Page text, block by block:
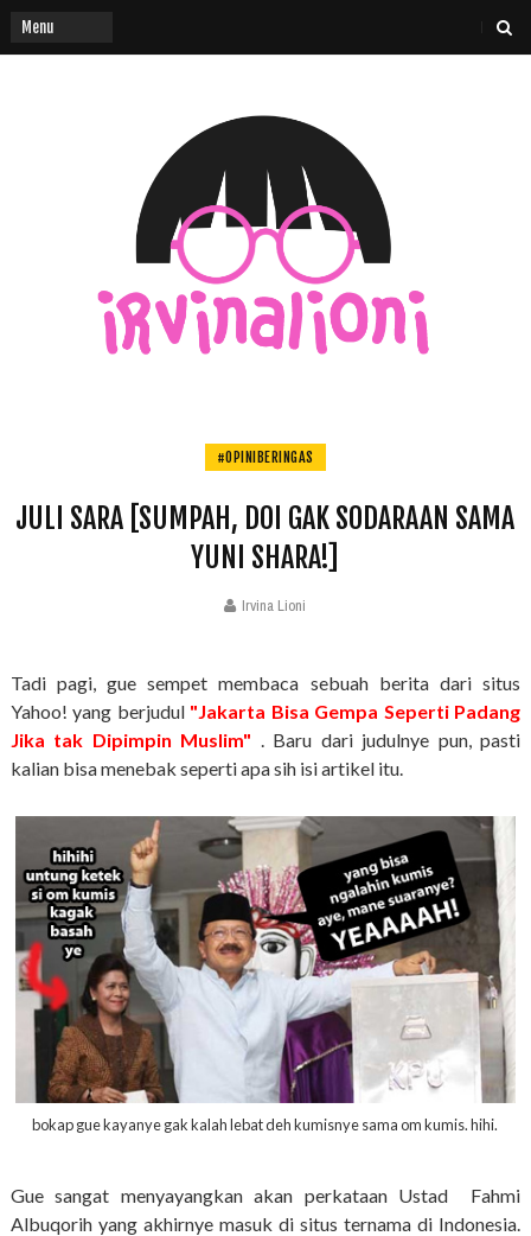
#OPINIBERINGAS
JULI SARA [SUMPAH, DOI GAK SODARAAN SAMA
YUNI SHARA!]
Irvina Lioni
Tadi pagi, gue sempet membaca sebuah berita dari situs
Yahoo! yang berjudul "Jakarta Bisa Gempa Seperti Padang
Jika tak Dipimpin Muslim" . Baru dari judulnye pun, pasti
kalian bisa menebak seperti apa sih isi artikel itu.
bokap gue kayanye gak kalah lebat deh kumisnye sama om kumis. hihi.
Gue sangat menyayangkan akan perkataan Ustad Fahmi
Albuqorih yang akhirnye masuk di situs ternama di Indonesia.